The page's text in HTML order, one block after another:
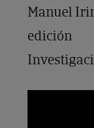
Manuel